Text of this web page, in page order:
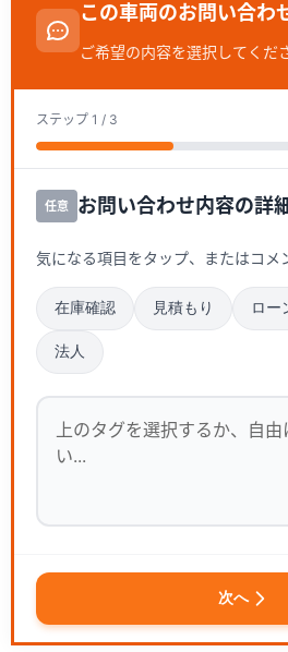
この車両のお問い合わ
ご希望の内容を選択してくだ
ステップ 1 / 3
任意 お問い合わせ内容の詳
気になる項目をタップ、またはコメ
在庫確認 見積もり ロー
法人
次へ